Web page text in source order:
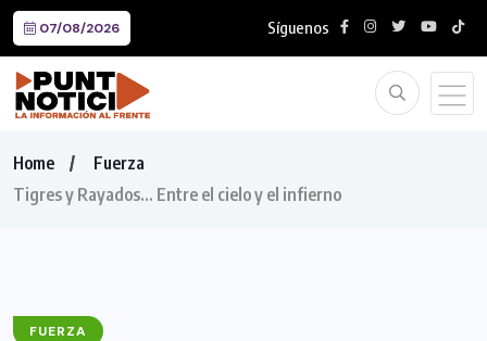
07/08/2026 Síguenos
Home
Fuerza
Tigres y Rayados… Entre el cielo y el infierno
FUERZA